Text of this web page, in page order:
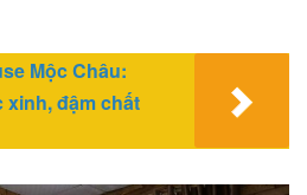
Mộc Châu:
đậm chất